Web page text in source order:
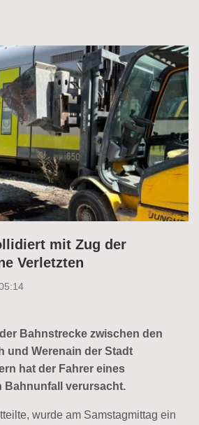
mit Zug der
Verletzten
Bahnstrecke zwischen den
und Werenain der Stadt
hat der Fahrer eines
Bahnunfall verursacht.
wurde am Samstagmittag ein